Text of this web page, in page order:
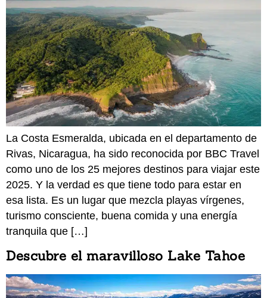
La Costa Esmeralda, ubicada en el departamento de
Rivas, Nicaragua, ha sido reconocida por BBC Travel
como uno de los 25 mejores destinos para viajar este
2025. Y la verdad es que tiene todo para estar en
esa lista. Es un lugar que mezcla playas vírgenes,
turismo consciente, buena comida y una energía
tranquila que […]
Descubre el maravilloso Lake Tahoe